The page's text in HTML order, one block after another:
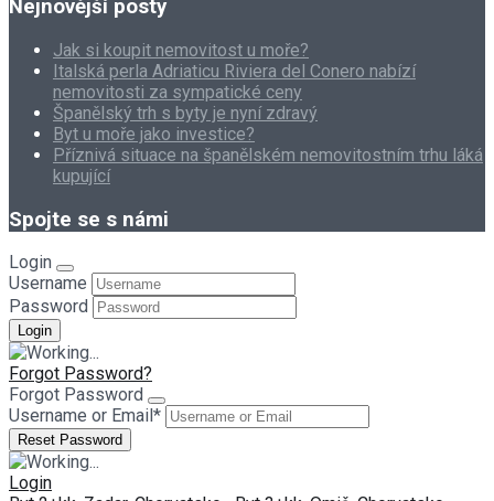
Nejnovější posty
Jak si koupit nemovitost u moře?
Italská perla Adriaticu Riviera del Conero nabízí
nemovitosti za sympatické ceny
Španělský trh s byty je nyní zdravý
Byt u moře jako investice?
Příznivá situace na španělském nemovitostním trhu láká
kupující
Spojte se s námi
Login
Username
Password
Forgot Password?
Forgot Password
Username or Email *
Login